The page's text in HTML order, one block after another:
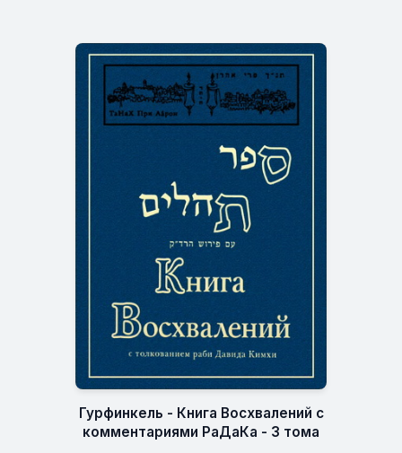
Гурфинкель - Книга Восхвалений с
комментариями РаДаКа - 3 тома